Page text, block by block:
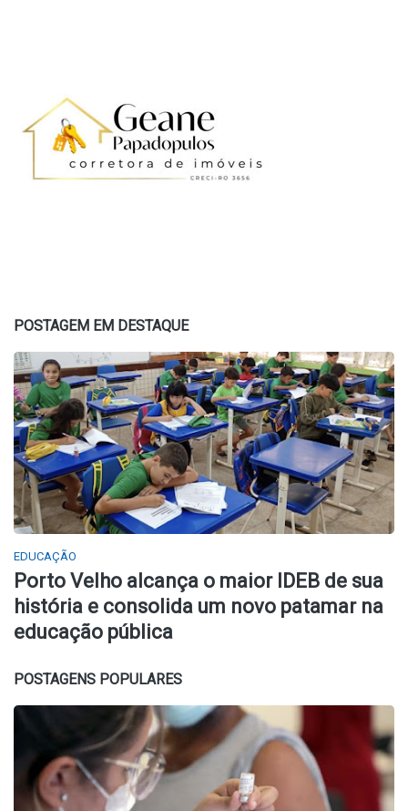
POSTAGEM EM DESTAQUE
EDUCAÇÃO
Porto Velho alcança o maior IDEB de sua
história e consolida um novo patamar na
educação pública
POSTAGENS POPULARES